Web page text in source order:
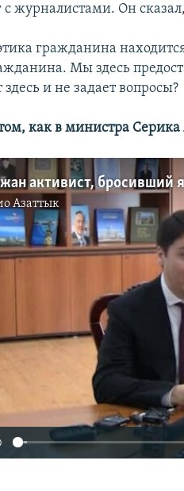
журналистами. Он
гражданина
Мы здесь
и не задает вопросы?
как в министра
активист, бросивший
Азаттык
No media